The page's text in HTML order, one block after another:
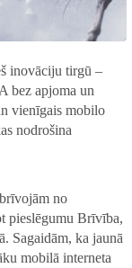
inovāciju tirgū –
bez apjoma un
vienīgais mobilo
nodrošina
no
pieslēgumu Brīvība,
Sagaidām, ka jaunā
mobilā interneta